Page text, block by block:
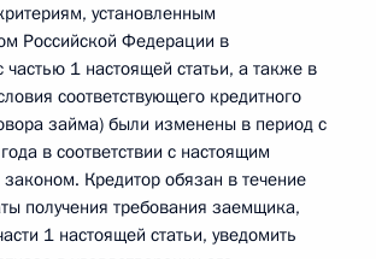
установленным
Российской Федерации в
частью 1 настоящей статьи, а также в
соответствующего кредитного
займа) были изменены в период с
в соответствии с настоящим
Кредитор обязан в течение
получения требования заемщика,
1 настоящей статьи, уведомить